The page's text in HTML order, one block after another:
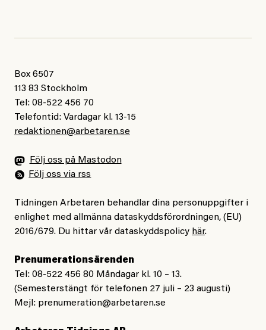
Box 6507
113 83 Stockholm
Tel: 08-522 456 70
Telefontid: Vardagar kl. 13-15
redaktionen@arbetaren.se
Följ oss på Mastodon
Följ oss via rss
Tidningen Arbetaren behandlar dina personuppgifter i
enlighet med allmänna dataskyddsförordningen, (EU)
2016/679. Du hittar vår dataskyddspolicy här.
Prenumerationsärenden
Tel: 08-522 456 80 Måndagar kl. 10 – 13.
(Semesterstängt för telefonen 27 juli – 23 augusti)
Mejl: prenumeration@arbetaren.se